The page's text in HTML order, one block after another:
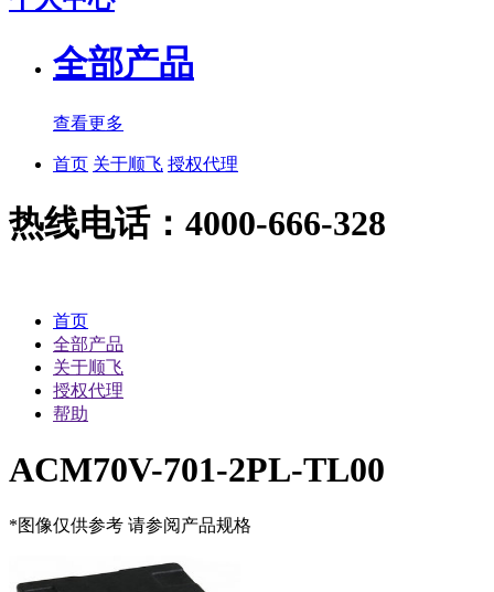
全部产品
查看更多
首页 关于顺飞 授权代理
热线电话：4000-666-328
首页
全部产品
关于顺飞
授权代理
帮助
ACM70V-701-2PL-TL00
*图像仅供参考 请参阅产品规格